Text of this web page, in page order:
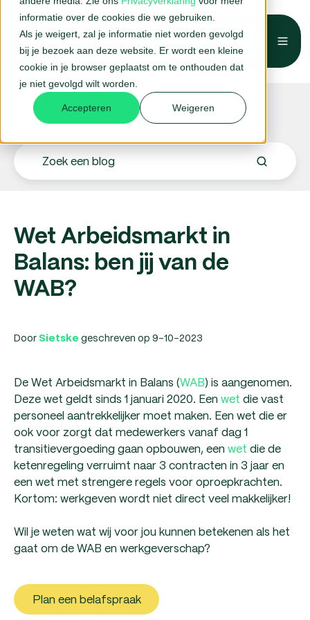
informatie over de cookies die we gebruiken.
Als je weigert, zal je informatie niet worden gevolgd
bij je bezoek aan deze website. Er wordt een kleine
cookie in je browser geplaatst om te onthouden dat
je niet gevolgd wilt worden.
Accepteren Weigeren
Belafspraak →
Blogs.
Wet Arbeidsmarkt in
Balans: ben jij van de
WAB?
Door Sietske geschreven op 9-10-2023
De Wet Arbeidsmarkt in Balans (WAB) is aangenomen.
Deze wet geldt sinds 1 januari 2020. Een wet die vast
personeel aantrekkelijker moet maken. Een wet die er
ook voor zorgt dat medewerkers vanaf dag 1
transitievergoeding gaan opbouwen, een wet die de
ketenregeling verruimt naar 3 contracten in 3 jaar en
een wet met strengere regels voor oproepkrachten.
Kortom: werkgeven wordt niet direct veel makkelijker!
Wil je weten wat wij voor jou kunnen betekenen als het
gaat om de WAB en werkgeverschap?
Plan een belafspraak